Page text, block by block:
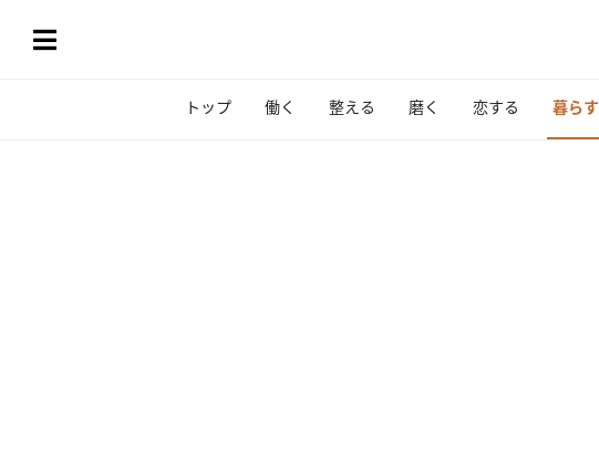
トップ 働く 整える 磨く 恋する 暮らす